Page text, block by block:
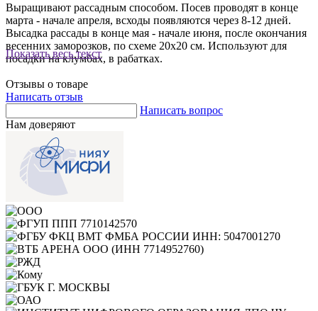
Показать весь текст
Выращивают рассадным способом. Посев проводят в конце
марта - начале апреля, всходы появляются через 8-12 дней.
Высадка рассады в конце мая - начале июня, после окончания
весенних заморозков, по схеме 20х20 см. Используют для
посадки на клумбах, в рабатках.
Отзывы о товаре
Написать отзыв
Написать вопрос
Нам доверяют